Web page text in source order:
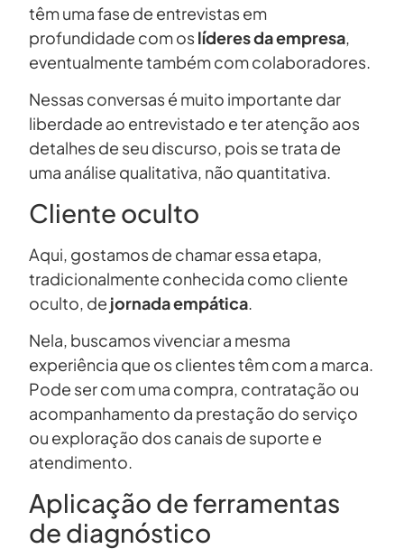
têm uma fase de entrevistas em
profundidade com oslíderes da empresa,
eventualmente também com colaboradores.
Nessas conversas é muito importante dar
liberdade ao entrevistado e ter atenção aos
detalhes de seu discurso, pois se trata de
uma análise qualitativa, não quantitativa.
Cliente oculto
Aqui, gostamos de chamar essa etapa,
tradicionalmente conhecida como cliente
oculto, de jornada empática.
Nela, buscamos vivenciar a mesma
experiência que os clientes têm com a marca.
Pode ser com uma compra, contratação ou
acompanhamento da prestação do serviço
ou exploração dos canais de suporte e
atendimento.
Aplicação de ferramentas
de diagnóstico